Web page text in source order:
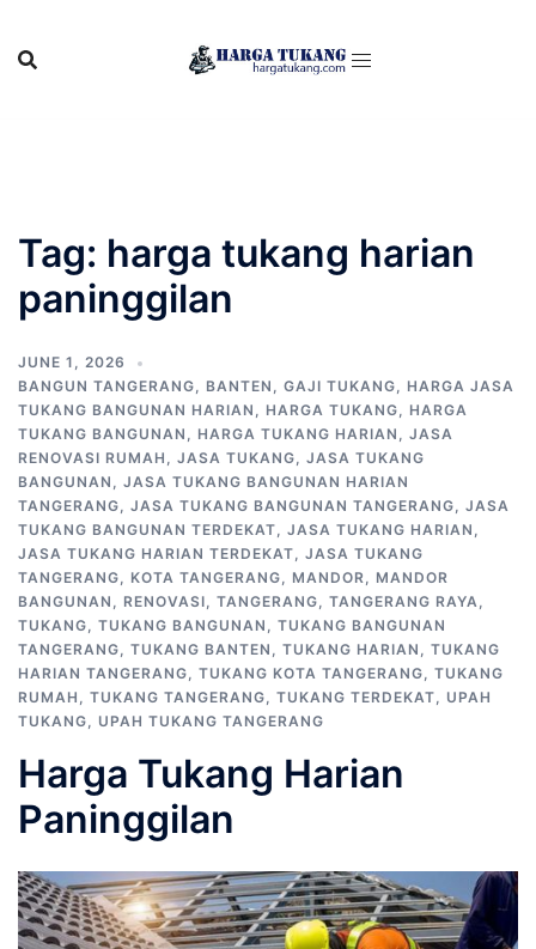
content
Tag: harga tukang harian
paninggilan
JUNE 1, 2026
BANGUN TANGERANG, BANTEN , GAJI TUKANG, HARGA JASA
TUKANG BANGUNAN HARIAN , HARGA TUKANG, HARGA
TUKANG BANGUNAN , HARGA TUKANG HARIAN , JASA
RENOVASI RUMAH , JASA TUKANG, JASA TUKANG
BANGUNAN , JASA TUKANG BANGUNAN HARIAN
TANGERANG, JASA TUKANG BANGUNAN TANGERANG, JASA
TUKANG BANGUNAN TERDEKAT, JASA TUKANG HARIAN ,
JASA TUKANG HARIAN TERDEKAT, JASA TUKANG
TANGERANG, KOTA TANGERANG, MANDOR, MANDOR
BANGUNAN , RENOVASI, TANGERANG, TANGERANG RAYA,
TUKANG, TUKANG BANGUNAN , TUKANG BANGUNAN
TANGERANG, TUKANG BANTEN , TUKANG HARIAN , TUKANG
HARIAN TANGERANG, TUKANG KOTA TANGERANG, TUKANG
RUMAH , TUKANG TANGERANG, TUKANG TERDEKAT, UPAH
TUKANG, UPAH TUKANG TANGERANG
Harga Tukang Harian
Paninggilan